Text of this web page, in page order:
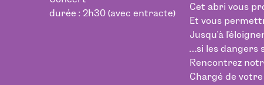
durée : 2h30 (avec entracte)
Cet abri vous
Et vous
Jusqu’à
…si les dangers
Rencontrez
Chargé de